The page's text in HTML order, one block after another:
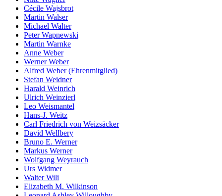
Cécile Wajsbrot
Martin Walser
Michael Walter
Peter Wapnewski
Martin Warnke
Anne Weber
Werner Weber
Alfred Weber (Ehrenmitglied)
Stefan Weidner
Harald Weinrich
Ulrich Weinzierl
Leo Weismantel
Hans-J. Weitz
Carl Friedrich von Weizsäcker
David Wellbery
Bruno E. Werner
Markus Werner
Wolfgang Weyrauch
Urs Widmer
Walter Wili
Elizabeth M. Wilkinson